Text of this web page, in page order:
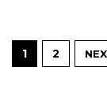
1 2